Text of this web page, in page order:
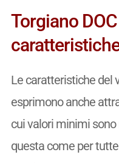
Torgiano
Le caratteristiche del
esprimono anche
cui valori minimi
questa come per